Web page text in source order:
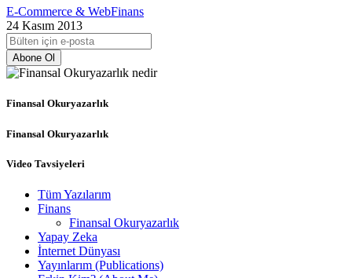
E-Commerce & WebFinans
24 Kasım 2013
Abone Ol
Finansal Okuryazarlık
Finansal Okuryazarlık
Video Tavsiyeleri
Tüm Yazılarım
Finans
Finansal Okuryazarlık
Yapay Zeka
İnternet Dünyası
Yayınlarım (Publications)